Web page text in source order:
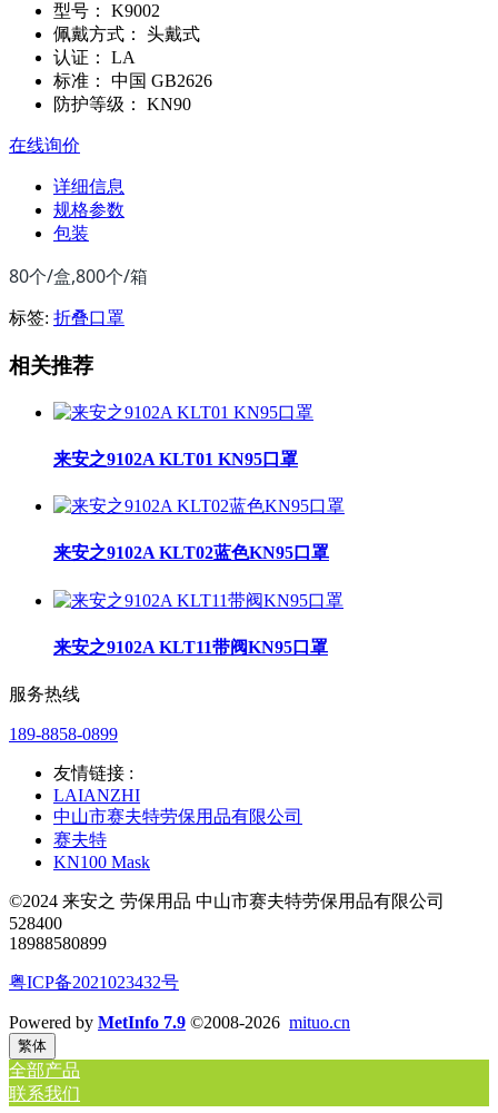
型号：
K9002
佩戴方式：
头戴式
认证：
LA
标准：
中国 GB2626
防护等级：
KN90
在线询价
详细信息
规格参数
包装
80个/盒,800个/箱
标签: 折叠口罩
相关推荐
来安之9102A KLT01 KN95口罩
来安之9102A KLT02蓝色KN95口罩
来安之9102A KLT11带阀KN95口罩
服务热线
189-8858-0899
友情链接 :
LAIANZHI
中山市赛夫特劳保用品有限公司
赛夫特
KN100 Mask
©2024 来安之 劳保用品 中山市赛夫特劳保用品有限公司
528400
18988580899
粤ICP备2021023432号
Powered by MetInfo 7.9 ©2008-2026 mituo.cn
繁体
全部产品
联系我们